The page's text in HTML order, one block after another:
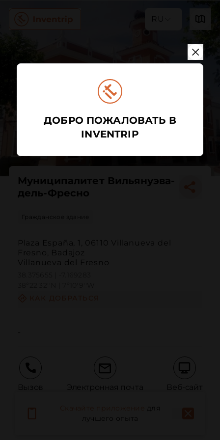
RU
Муниципалитет Вильянуэва-
дель-Фресно
Гражданское здание
Plaza España, 1, 06110 Villanueva del
Fresno, Badajoz
Villanueva del Fresno
Вызов Электронная почта Веб-сайт
Сообщить о проблеме
для
лучшего опыта
ДОБРО ПОЖАЛОВАТЬ В
INVENTRIP